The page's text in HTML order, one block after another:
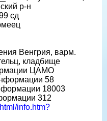
р-н
сд
Венгрия, варм.
кладбище
ЦАМО
58
18003
312
info.htm?